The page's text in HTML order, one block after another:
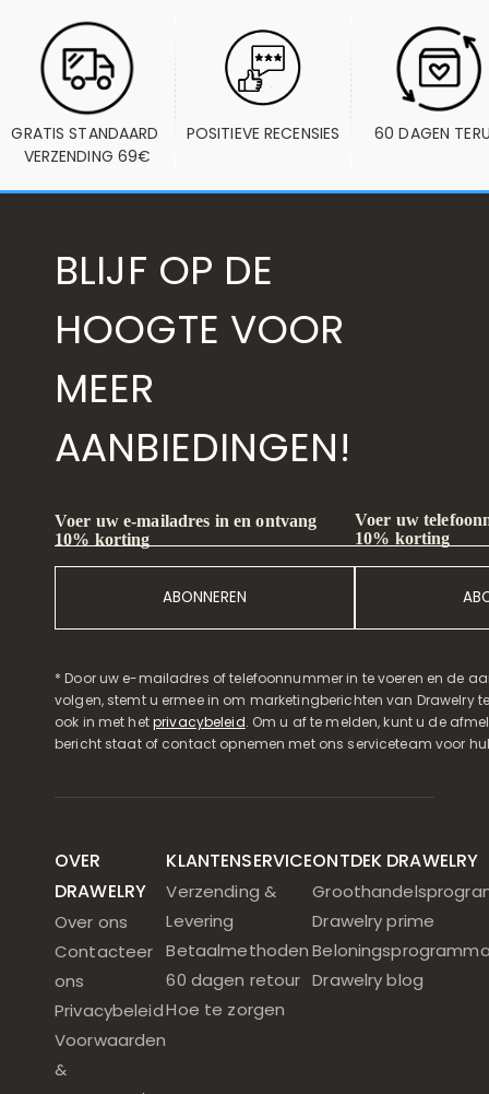
GRATIS STANDAARD
VERZENDING 69€
POSITIEVE RECENSIES 60 DAGEN
BLIJF OP DE
HOOGTE VOOR
MEER
AANBIEDINGEN!
Voer uw e-mailadres in en ontvang
10% korting
ABONNEREN
Voer uw
10% korting
* Door uw e-mailadres of telefoonnummer in te voeren en de
volgen, stemt u ermee in om marketingberichten van Drawelry
ook in met hetprivacybeleid. Om u af te melden, kunt u de
bericht staat of contact opnemen met ons serviceteam voor
OVER
DRAWELRY
Over ons
Contacteer
ons
Privacybeleid
Voorwaarden
&
KLANTENSERVICE
Verzending &
Levering
Betaalmethoden
60 dagen retour
Hoe te zorgen
ONTDEK DRAWELRY
Drawelry prime
Drawelry blog